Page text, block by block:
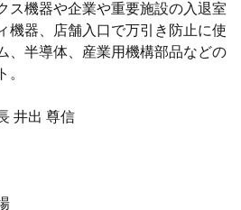
ス機器や企業や重要施設の入退室
機器、店舗入口で万引き防止に使
、半導体、産業用機構部品などの
。
井出 尊信